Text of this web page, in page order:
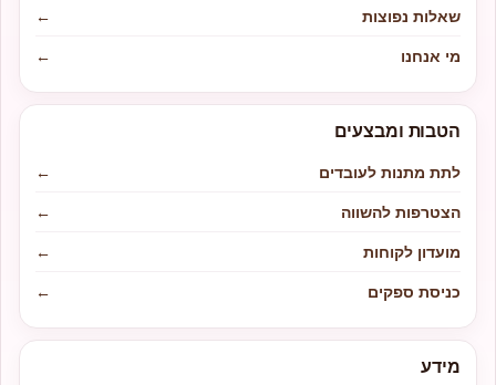
שאלות נפוצות
←
מי אנחנו
←
הטבות ומבצעים
לתת מתנות לעובדים
←
הצטרפות להשווה
←
מועדון לקוחות
←
כניסת ספקים
←
מידע